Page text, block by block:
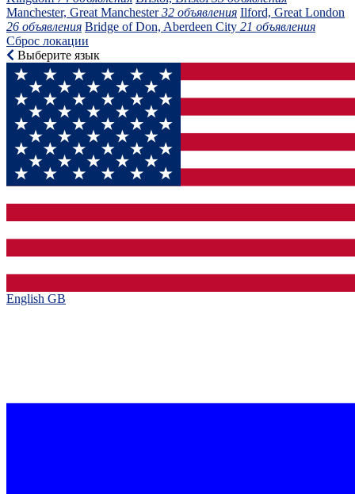
Manchester, Great Manchester32 объявления Ilford, Great London
26 объявления Bridge of Don, Aberdeen City 21 объявления
Сброс локации
Выберите язык
English GB‎